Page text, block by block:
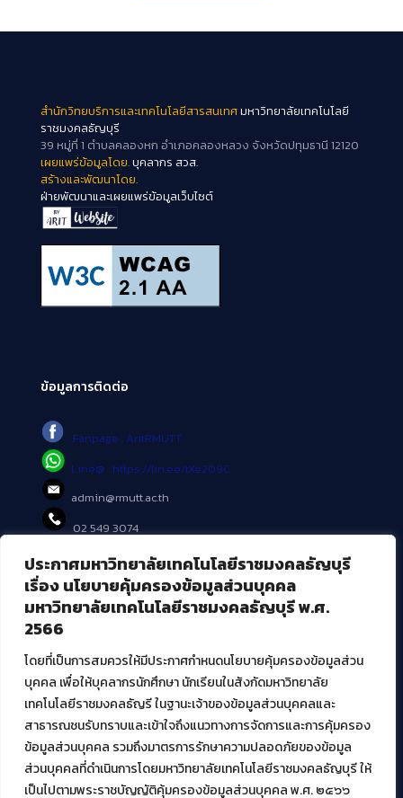
ประกาศมหาวิทยาลัยเทคโนโลยีราชมงคลธัญบุรี
เรื่อง นโยบายคุ้มครองข้อมูลส่วนบุคคล
มหาวิทยาลัยเทคโนโลยีราชมงคลธัญบุรี พ.ศ.
2566
โดยที่เป็นการสมควรให้มีประกาศกำหนดนโยบายคุ้มครองข้อมูลส่วน
บุคคล เพื่อให้บุคลากรนักศึกษา นักเรียนในสังกัดมหาวิทยาลัย
เทคโนโลยีราชมงคลธัญรี ในฐานะเจ้าของข้อมูลส่วนบุคคลและ
สาธารณชนรับทราบและเข้าใจถึงแนวทางการจัดการและการคุ้มครอง
ข้อมูลส่วนบุคคล รวมถึงมาตรการรักษาความปลอดภัยของข้อมูล
ส่วนบุคคลที่ดำเนินการโดยมหาวิทยาลัยเทคโนโลยีราชมงคลธัญบุรี ให้
เป็นไปตามพระราชบัญญัติคุ้มครองข้อมูลส่วนบุคคล พ.ศ. ๒๕๖๖
สำนักวิทยบริการและเทคโนโลยีสารสนเทศมหาวิทยาลัยเทคโนโลยี
ราชมงคลธัญบุรี
39 หมู่ที่ 1 ตำบลคลองหก อำเภอคลองหลวง จังหวัดปทุมธานี 12120
เผยแพร่ข้อมูลโดย.บุคลากร สวส.
สร้างและพัฒนาโดย.
ฝ่ายพัฒนาและเผยแพร่ข้อมูลเว็บไซต์
ข้อมูลการติดต่อ
Fanpage : AritRMUTT
Line@ : https://lin.ee/tXe209C
admin@rmutt.ac.th
02 549 3074
บริการอื่นๆ ของ สวส.
ศูนย์สื่อดิจิทัล
ศูนย์นวัตกรรมและความรู้
สมัยใหม่ (MoSeC)
งานบริการวิชาการให้กับหน่วยงานภายนอก
โครงการส่งเสริมและพัฒนาผู้ประกอบการ SME โดย. มทร.ธัญบุรี
กิจกรรมการเชื่อมโยงเครือข่ายผู้ให้บริการเครื่องจักรกลทางการ